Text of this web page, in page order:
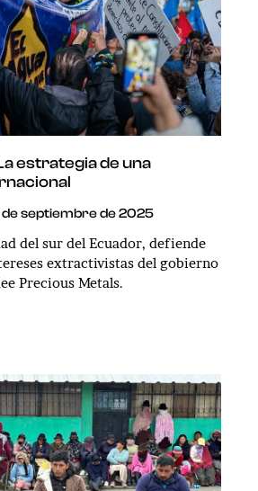
estrategia de una
de septiembre de 2025
del sur del Ecuador, defiende
extractivistas del gobierno
Precious Metals.